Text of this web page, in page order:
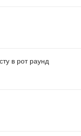
в рот раунд